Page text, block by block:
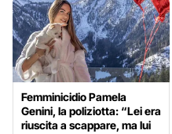
Femminicidio Pamela
Genini, la poliziotta: “Lei era
riuscita a scappare, ma lui